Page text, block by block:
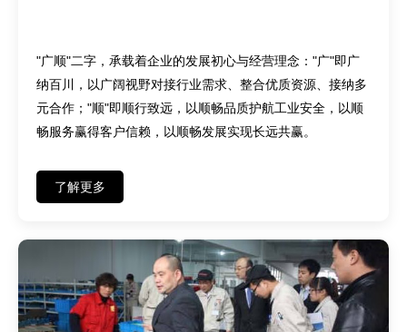
"广顺"二字，承载着企业的发展初心与经营理念："广"即广
纳百川，以广阔视野对接行业需求、整合优质资源、接纳多
元合作；"顺"即顺行致远，以顺畅品质护航工业安全，以顺
畅服务赢得客户信赖，以顺畅发展实现长远共赢。
了解更多